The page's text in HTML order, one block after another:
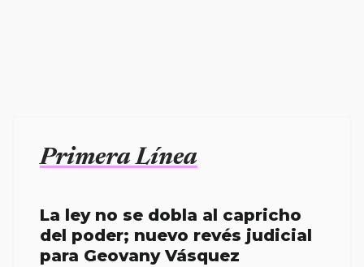
Primera Línea
La ley no se dobla al capricho
del poder; nuevo revés judicial
para Geovany Vásquez